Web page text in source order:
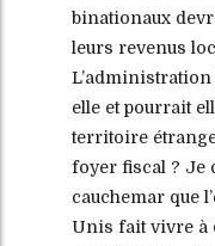
binationaux
leurs revenus
elle et pourrait
territoire
foyer fiscal ? Je
cauchemar que
Unis fait vivre à